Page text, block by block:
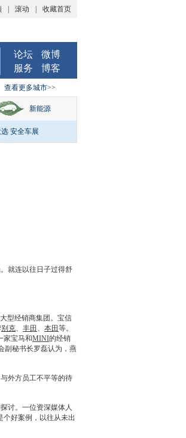
滚动 收藏首页
论坛
微博
服务
博客
查看更多城市>>
新能源
安全车展
就连以往日子过得舒
型经销商集团。宝信
别克、 丰田 、 本田等。
家宝马和MINI的经销
副秘书长罗磊认为，燕
外方员工不平等的待
讨。一位资深媒体人
个好案例，以往从未出